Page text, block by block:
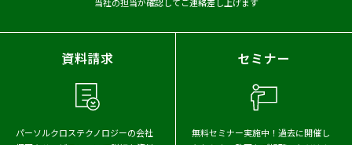
2023年
2021年
2020年
2017年
資料請求
パーソルクロステクノロジーの会社
セミナー
無料セミナー実施中！ 過去に開催し